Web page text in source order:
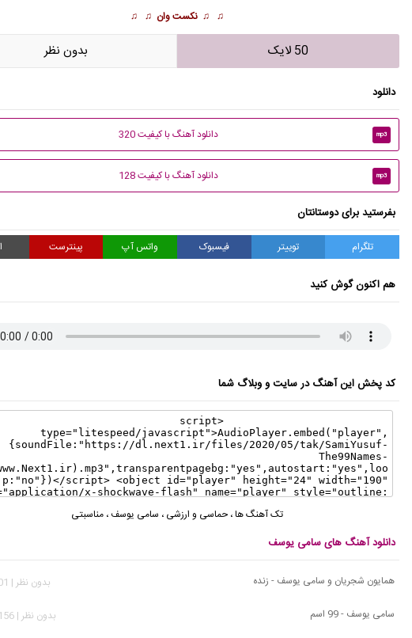
♫ ♫ نکست وان ♫ ♫
50 لایک بدون نظر
دانلود
mp3 دانلود آهنگ با کیفیت 320
mp3 دانلود آهنگ با کیفیت 128
بفرستید برای دوستانتان
تلگرام توییتر فیسبوک واتس آپ پینترست
هم اکنون گوش کنید
کد پخش این آهنگ در سایت و وبلاگ شما
تک آهنگ ها، حماسی و ارزشی ، سامی یوسف ، مناسبتی
دانلود آهنگ های سامی یوسف
همایون شجریان و سامی یوسف - زنده
بدون نظر | 2,501 بازدید
سامی یوسف - 99 اسم
بدون نظر | 11,156 بازدید